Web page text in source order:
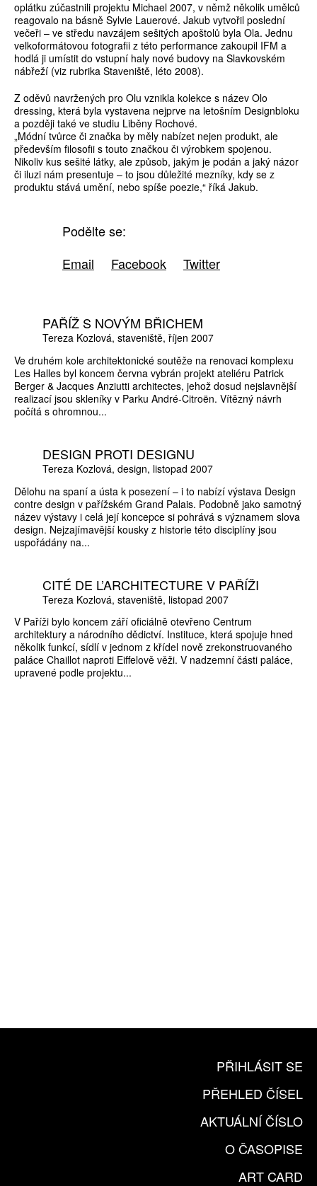
oplátku zúčastnili projektu Michael 2007, v němž několik umělců
reagovalo na básně Sylvie Lauerové. Jakub vytvořil poslední
večeři – ve středu navzájem sešitých apoštolů byla Ola. Jednu
velkoformátovou fotografii z této performance zakoupil IFM a
hodlá ji umístit do vstupní haly nové budovy na Slavkovském
nábřeží (viz rubrika Staveniště, léto 2008).
Z oděvů navržených pro Olu vznikla kolekce s název Olo
dressing, která byla vystavena nejprve na letošním Designbloku
a později také ve studiu Liběny Rochové.
„Módní tvůrce či značka by měly nabízet nejen produkt, ale
především filosofii s touto značkou či výrobkem spojenou.
Nikoliv kus sešité látky, ale způsob, jakým je podán a jaký názor
či iluzi nám presentuje – to jsou důležité mezníky, kdy se z
produktu stává umění, nebo spíše poezie,“ říká Jakub.
Podělte se:
Email
Facebook Twitter
PAŘÍŽ S NOVÝM BŘICHEM
Tereza Kozlová staveniště říjen 2007
Ve druhém kole architektonické soutěže na renovaci komplexu
Les Halles byl koncem června vybrán projekt ateliéru Patrick
Berger & Jacques Anziutti architectes, jehož dosud nejslavnější
realizací jsou skleníky v Parku André-Citroën. Vítězný návrh
počítá s ohromnou...
DESIGN PROTI DESIGNU
Tereza Kozlová design listopad 2007
Dělohu na spaní a ústa k posezení – i to nabízí výstava Design
contre design v pařížském Grand Palais. Podobně jako samotný
název výstavy i celá její koncepce si pohrává s významem slova
design. Nejzajímavější kousky z historie této disciplíny jsou
uspořádány na...
CITÉ DE L’ARCHITECTURE V PAŘÍŽI
Tereza Kozlová staveniště listopad 2007
V Paříži bylo koncem září oficiálně otevřeno Centrum
architektury a národního dědictví. Instituce, která spojuje hned
několik funkcí, sídlí v jednom z křídel nově zrekonstruovaného
paláce Chaillot naproti Eiffelově věži. V nadzemní části paláce,
upravené podle projektu...
PŘIHLÁSIT SE
PŘEHLED ČÍSEL
AKTUÁLNÍ ČÍSLO
O ČASOPISE
ART CARD